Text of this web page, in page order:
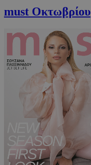
must Οκτωβρίου